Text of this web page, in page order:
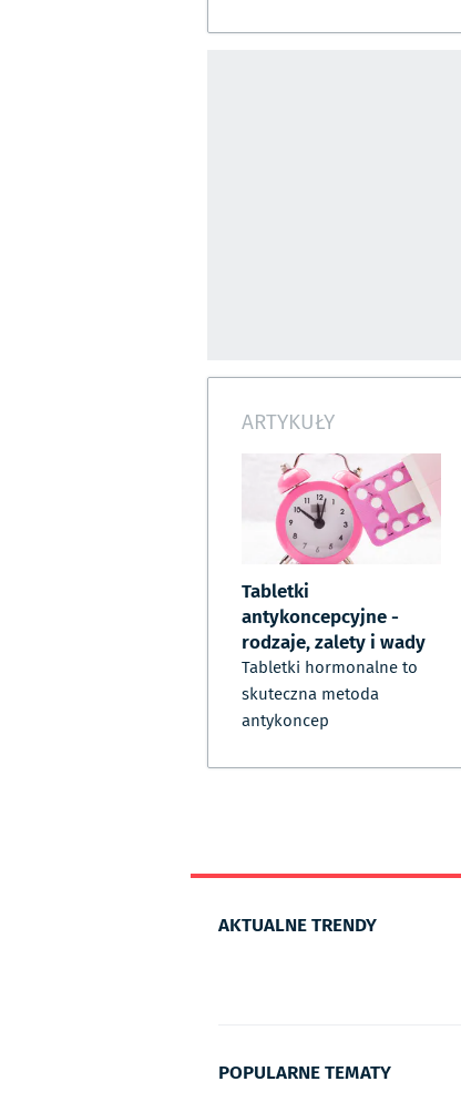
ARTYKUŁY
Tabletki
antykoncepcyjne -
rodzaje, zalety i wady
Tabletki hormonalne to
skuteczna metoda
antykoncep
AKTUALNE TRENDY
POPULARNE TEMATY